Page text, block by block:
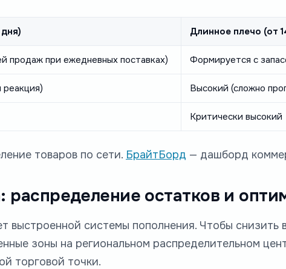
Длинное плечо (от
продаж при ежедневных поставках) Формируется с
Высокий (сложно
Критически высокий
товаров по сети. БрайтБорд — дашборд
распределение остатков и
выстроенной системы пополнения. Чтобы снизить
зоны на региональном распределительном
торговой точки.